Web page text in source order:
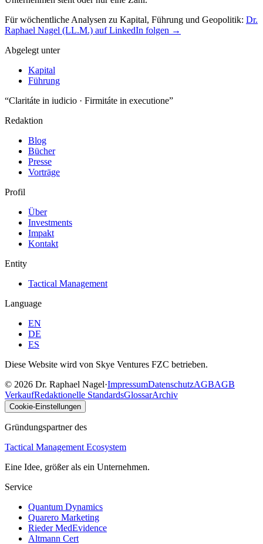
Für wöchentliche Analysen zu Kapital, Führung und Geopolitik: Dr.
Raphael Nagel (LL.M.) auf LinkedIn folgen →
Abgelegt unter
Kapital
Führung
“Claritáte in iudicio · Firmitáte in executione”
Redaktion
Blog
Bücher
Presse
Vorträge
Profil
Über
Investments
Impakt
Kontakt
Entity
Tactical Management
Language
EN
DE
ES
Diese Website wird von Skye Ventures FZC betrieben.
© 2026 Dr. Raphael Nagel·ImpressumDatenschutzAGBAGB
VerkaufRedaktionelle StandardsGlossarArchiv
Cookie-Einstellungen
Gründungspartner des
Tactical Management Ecosystem
Eine Idee, größer als ein Unternehmen.
Service
Quantum Dynamics
Quarero Marketing
Rieder MedEvidence
Altmann Cert